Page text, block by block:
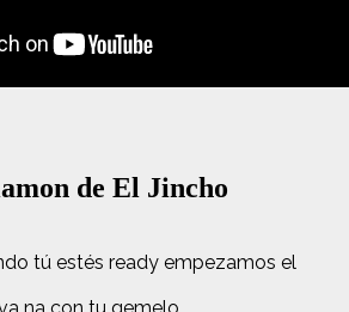
de El Jincho
tú estés ready empezamos el
na con tu gemelo